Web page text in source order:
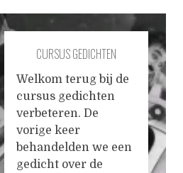
From: The Joke by
Milan Kundera
CURSUS GEDICHTEN
VERBETEREN #22
Welkom terug bij de
cursus gedichten
verbeteren. De
vorige keer
behandelden we een
gedicht over de